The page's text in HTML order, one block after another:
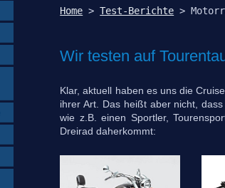
Home > Test-Berichte
Wir testen auf
Klar, aktuell haben es uns die
ihrer Art. Das heißt aber nicht,
wie z.B. einen Sportler,
Dreirad daherkommt: